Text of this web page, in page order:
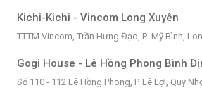
Kichi-Kichi - Vincom Long Xuyên
TTTM Vincom, Trần Hưng Đạo, P .Mỹ Bình,
Gogi House - Lê Hồng Phong Bình
Số 110 - 112 Lê Hồng Phong, P. Lê Lợi, Quy